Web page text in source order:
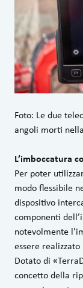
Foto: Le due
angoli morti
L’imboccatura
Per poter
modo flessibile
dispositivo
componenti
notevolmente
essere
Dotato di
concetto della